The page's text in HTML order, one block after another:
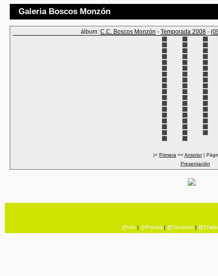
Galeria Boscos Monzón
álbum: C.C. Boscos Monzón - Temporada 2008 -
|< Primera <<Anterior|
Presentación
@Info | @Prensa | @Tesorero |